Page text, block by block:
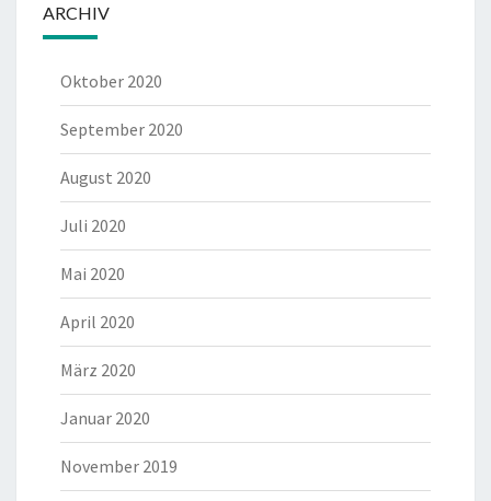
ARCHIV
Oktober 2020
September 2020
August 2020
Juli 2020
Mai 2020
April 2020
März 2020
Januar 2020
November 2019